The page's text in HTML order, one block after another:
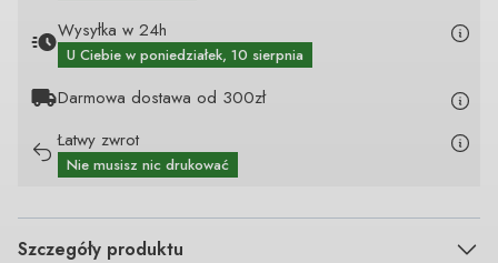
Wysyłka w 24h
U Ciebie w poniedziałek, 10 sierpnia
Darmowa dostawa od 300zł
Łatwy zwrot
Nie musisz nic drukować
Szczegóły produktu